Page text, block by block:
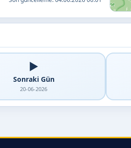
▶️
Sonraki Gün
20-06-2026